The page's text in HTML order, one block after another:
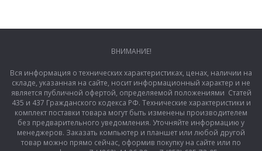
ВНИМАНИЕ!
Вся информация о технических характеристиках, ценах, наличии на
складе, указанная на сайте, носит информационный характер и не
является публичной офертой, определяемой положениями Статей
435 и 437 Гражданского кодекса РФ. Технические характеристики и
комплект поставки товара могут быть изменены производителем
без предварительного уведомления. Уточняйте информацию у
менеджеров. Заказать компьютер и планшет или любой другой
товар можно прямо сейчас, оформив покупку на сайте или по